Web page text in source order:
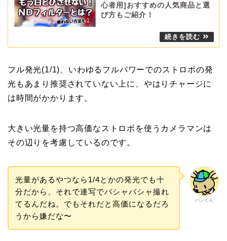
心者用]おすすめの人気商品と選
び方もご紹介！
フル発光(1/1)、いわゆるフルパワーでのストロボの発
光もあまり推奨されていない上に、やはりチャージに
は時間がかかります。
大きい光量を持つ高価なストロボを使うカメラマンは
その辺りを考慮しているのです。
パンくん
光量があるやつなら1/4とかの発光でも十
分だから、それで連写でバシャバシャ撮れ
てるんだね。でもそれだと高価になるだろ
うから嫌だな〜